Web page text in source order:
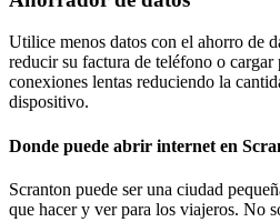
Utilice menos datos con el ahorro de
reducir su factura de teléfono o
conexiones lentas reduciendo la
dispositivo.
Donde puede abrir internet en
Scranton puede ser una ciudad
que hacer y ver para los viajeros. No